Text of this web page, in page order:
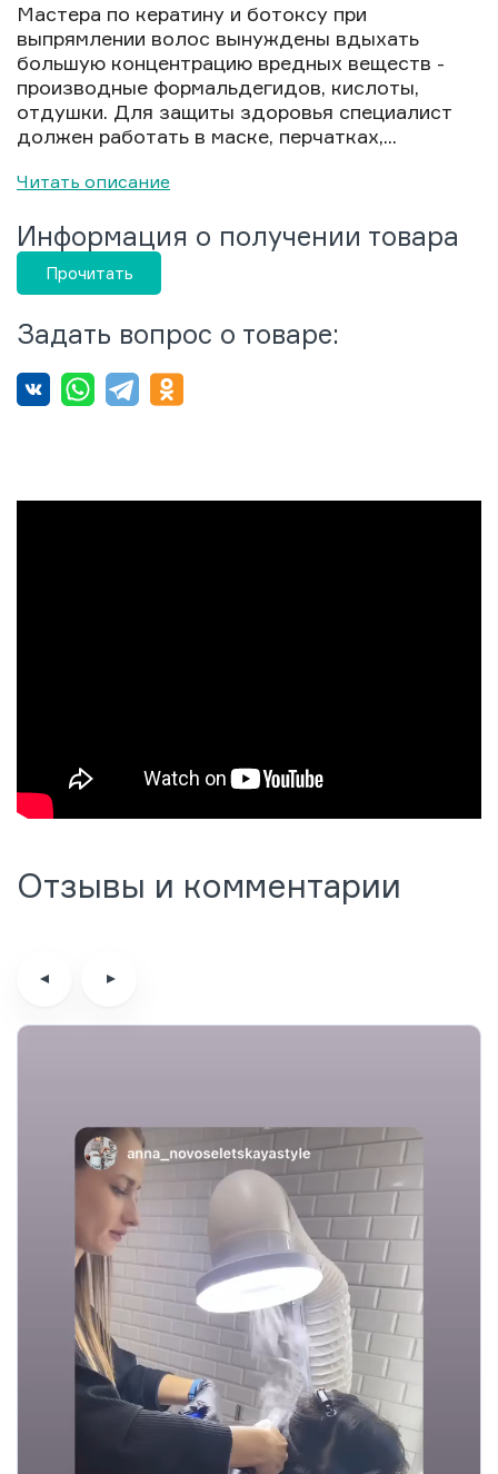
Мастера по кератину и ботоксу при
выпрямлении волос вынуждены вдыхать
большую концентрацию вредных веществ -
производные формальдегидов, кислоты,
отдушки. Для защиты здоровья специалист
должен работать в маске, перчатках,...
Читать описание
Информация о получении товара
Прочитать
Задать вопрос о товаре:
Отзывы и комментарии